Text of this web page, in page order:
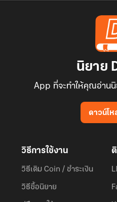
นิยาย
App ที่จะทำให้คุณอ่าน
ดาวน์โ
วิธีการใช้งาน
วิธีเติม Coin / ชำระเงิน
วิธีซื้อนิยาย